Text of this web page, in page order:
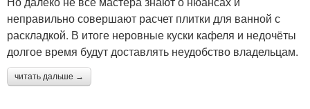
неправильно совершают расчет плитки для ванной с
раскладкой. В итоге неровные куски кафеля и недочёты
долгое время будут доставлять неудобство владельцам.
читать дальше →